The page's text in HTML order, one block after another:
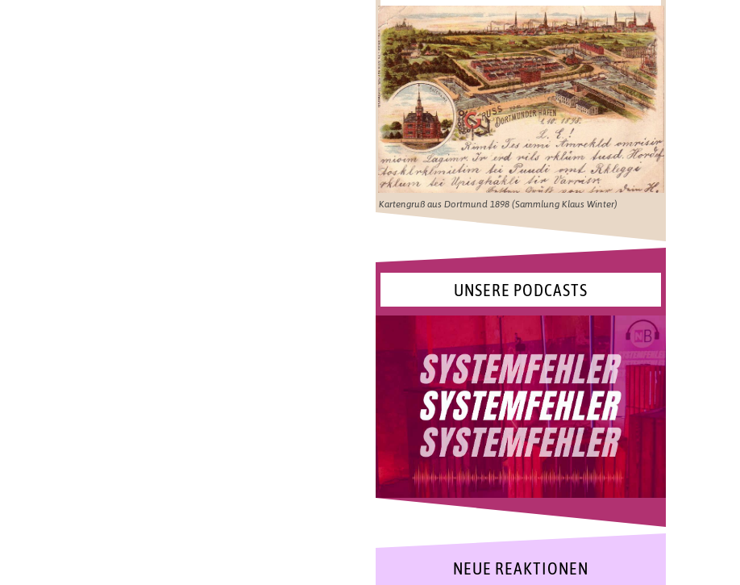
Kartengruß aus Dortmund 1898 (Sammlung Klaus Winter)
UNSERE PODCASTS
NEUE REAKTIONEN